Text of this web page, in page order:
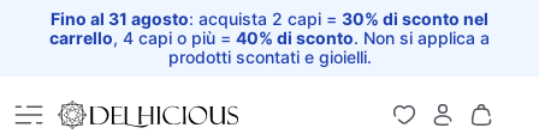
Fino al 31 agosto: acquista 2 capi = 30% di sconto nel
carrello, 4 capi o più = 40% di sconto. Non si applica a
prodotti scontati e gioielli.
Home